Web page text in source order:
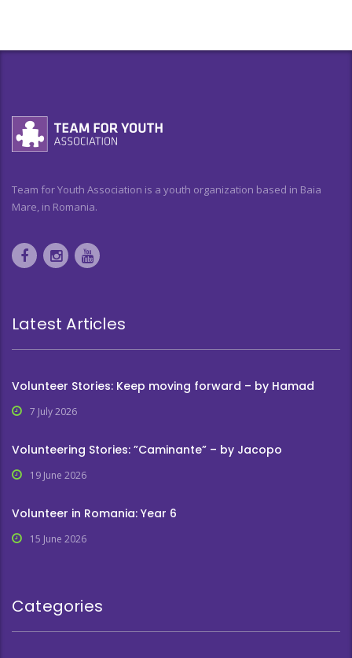
Team for Youth Association is a youth organization based in Baia
Mare, in Romania.
Latest Articles
Volunteer Stories: Keep moving forward – by Hamad
7 July 2026
Volunteering Stories: ”Caminante” – by Jacopo
19 June 2026
Volunteer in Romania: Year 6
15 June 2026
Categories